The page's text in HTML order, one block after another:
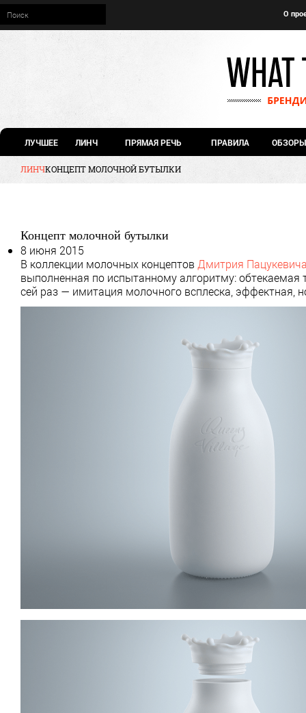
О
ЛУЧШЕЕ ЛИНЧ ПРЯМАЯ РЕЧЬ ПРАВИЛА ОБЗОРЫ
ЛИНЧКОНЦЕПТ МОЛОЧНОЙ БУТЫЛКИ
Концепт молочной бутылки
8 июня 2015
В коллекции молочных концептов Дмитрия
выполненная по испытанному алгоритму:
сей раз — имитация молочного всплеска, эффектная,